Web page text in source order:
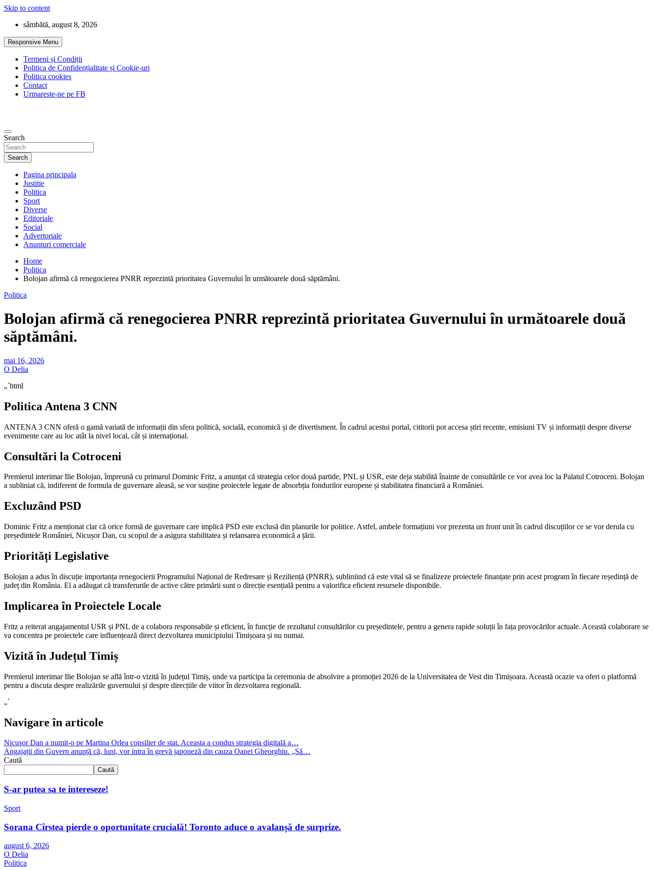
Skip to content
sâmbătă, august 8, 2026
Responsive Menu
Termeni și Condiții
Politica de Confidențialitate și Cookie-uri
Politica cookies
Contact
Urmareste-ne pe FB
Search
Search
Pagina principala
Justitie
Politica
Sport
Diverse
Editoriale
Social
Advertoriale
Anunturi comerciale
Home
Politica
Bolojan afirmă că renegocierea PNRR reprezintă prioritatea Guvernului în următoarele două săptămâni.
Politica
Bolojan afirmă că renegocierea PNRR reprezintă prioritatea Guvernului în următoarele două
săptămâni.
mai 16, 2026
O Delia
„`html
Politica Antena 3 CNN
ANTENA 3 CNN oferă o gamă variată de informații din sfera politică, socială, economică și de divertisment. În cadrul acestui portal, cititorii pot accesa știri recente, emisiuni TV și informații despre diverse
evenimente care au loc atât la nivel local, cât și internațional.
Consultări la Cotroceni
Premierul interimar Ilie Bolojan, împreună cu primarul Dominic Fritz, a anunțat că strategia celor două partide, PNL și USR, este deja stabilită înainte de consultările ce vor avea loc la Palatul Cotroceni. Bolojan
a subliniat că, indiferent de formula de guvernare aleasă, se vor susține proiectele legate de absorbția fondurilor europene și stabilitatea financiară a României.
Excluzând PSD
Dominic Fritz a menționat clar că orice formă de guvernare care implică PSD este exclusă din planurile lor politice. Astfel, ambele formațiuni vor prezenta un front unit în cadrul discuțiilor ce se vor derula cu
președintele României, Nicușor Dan, cu scopul de a asigura stabilitatea și relansarea economică a țării.
Priorități Legislative
Bolojan a adus în discuție importanța renegocierii Programului Național de Redresare și Reziliență (PNRR), subliniind că este vital să se finalizeze proiectele finanțate prin acest program în fiecare reședință de
județ din România. El a adăugat că transferurile de active către primării sunt o direcție esențială pentru a valorifica eficient resursele disponibile.
Implicarea în Proiectele Locale
Fritz a reiterat angajamentul USR și PNL de a colabora responsabile și eficient, în funcție de rezultatul consultărilor cu președintele, pentru a genera rapide soluții în fața provocărilor actuale. Această colaborare se
va concentra pe proiectele care influențează direct dezvoltarea municipiului Timișoara și nu numai.
Vizită în Județul Timiș
Premierul interimar Ilie Bolojan se află într-o vizită în județul Timiș, unde va participa la ceremonia de absolvire a promoției 2026 de la Universitatea de Vest din Timișoara. Această ocazie va oferi o platformă
pentru a discuta despre realizările guvernului și despre direcțiile de viitor în dezvoltarea regională.
„`
Navigare în articole
Nicuşor Dan a numit-o pe Martina Orlea consilier de stat. Aceasta a condus strategia digitală a…
Angajații din Guvern anunță că, luni, vor intra în grevă japoneză din cauza Oanei Gheorghiu. „Să…
Caută
Caută
S-ar putea sa te intereseze!
Sport
Sorana Cîrstea pierde o oportunitate crucială! Toronto aduce o avalanșă de surprize.
august 6, 2026
O Delia
Politica